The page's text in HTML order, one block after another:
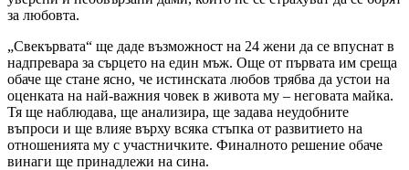
за любовта.
„Свекървата“ ще даде възможност на 24 жени да се впуснат в
надпревара за сърцето на един мъж. Още от първата им среща
обаче ще стане ясно, че истинската любов трябва да устои на
оценката на най-важния човек в живота му – неговата майка.
Тя ще наблюдава, ще анализира, ще задава неудобните
въпроси и ще влияе върху всяка стъпка от развитието на
отношенията му с участничките. Финалното решение обаче
винаги ще принадлежи на сина.